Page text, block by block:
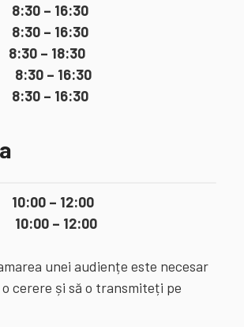
8:30 – 16:30
8:30 – 16:30
8:30 – 18:30
8:30 – 16:30
8:30 – 16:30
10:00 – 12:00
10:00 – 12:00
unei audiențe este necesar
cerere și să o transmiteți pe